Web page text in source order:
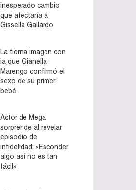
inesperado cambio
que afectaría a
Gissella Gallardo
La tierna imagen con
la que Gianella
Marengo confirmó el
sexo de su primer
bebé
Actor de Mega
sorprende al revelar
episodio de
infidelidad: «Esconder
algo así no es tan
fácil»